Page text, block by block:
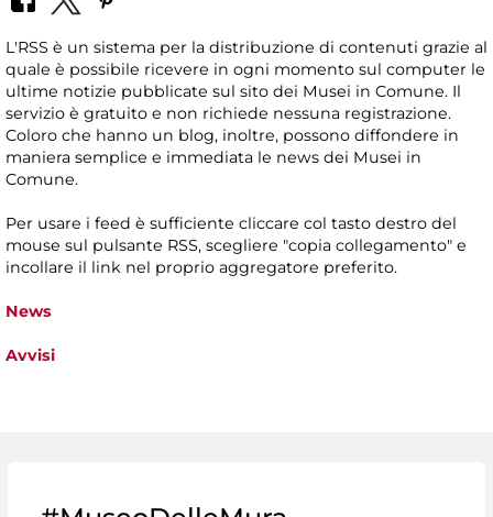
L'RSS è un sistema per la distribuzione di contenuti grazie al
quale è possibile ricevere in ogni momento sul computer le
ultime notizie pubblicate sul sito dei Musei in Comune. Il
servizio è gratuito e non richiede nessuna registrazione.
Coloro che hanno un blog, inoltre, possono diffondere in
maniera semplice e immediata le news dei Musei in
Comune.
Per usare i feed è sufficiente cliccare col tasto destro del
mouse sul pulsante RSS, scegliere "copia collegamento" e
incollare il link nel proprio aggregatore preferito.
News
Avvisi